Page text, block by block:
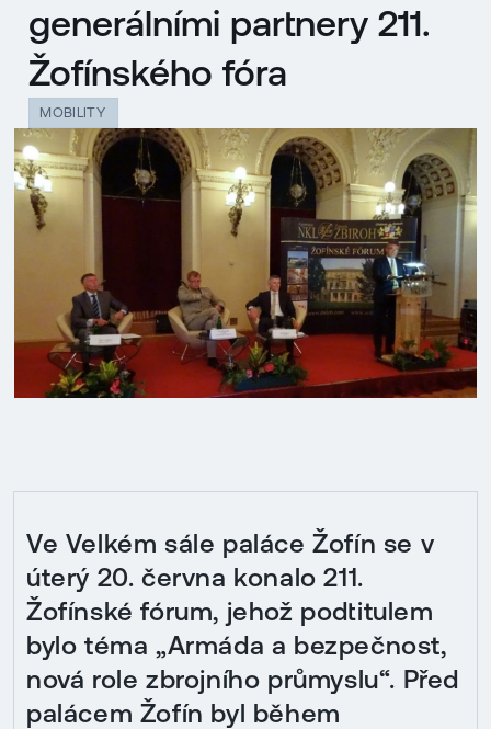
generálními partnery 211.
Žofínského fóra
MOBILITY
Ve Velkém sále paláce Žofín se v
úterý 20. června konalo 211.
Žofínské fórum, jehož podtitulem
bylo téma „Armáda a bezpečnost,
nová role zbrojního průmyslu“. Před
palácem Žofín byl během